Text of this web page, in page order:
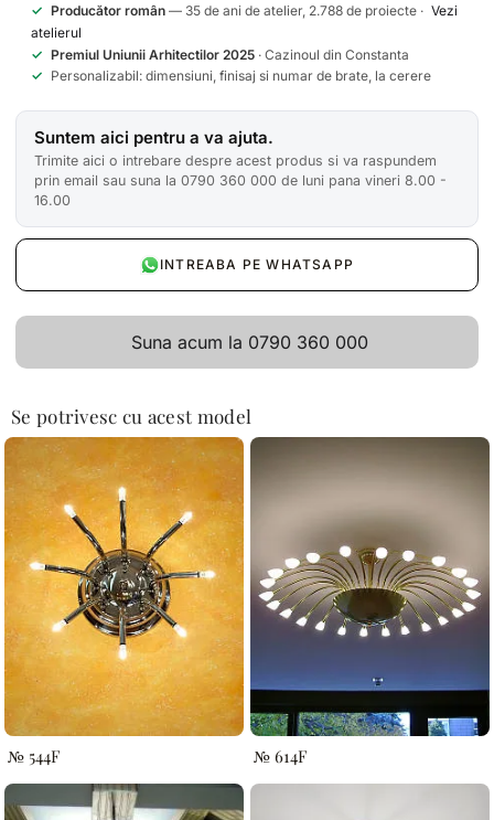
✓ Producător român — 35 de ani de atelier, 2.788 de proiecte · Vezi
atelierul
✓ Premiul Uniunii Arhitectilor 2025 · Cazinoul din Constanta
✓ Personalizabil: dimensiuni, finisaj si numar de brate, la cerere
Suntem aici pentru a va ajuta.
Trimite aici o intrebare despre acest produs si va raspundem
prin email sau suna la 0790 360 000 de luni pana vineri 8.00 -
16.00
INTREABA PE WHATSAPP
Suna acum la 0790 360 000
Se potrivesc cu acest model
№ 544F № 614F